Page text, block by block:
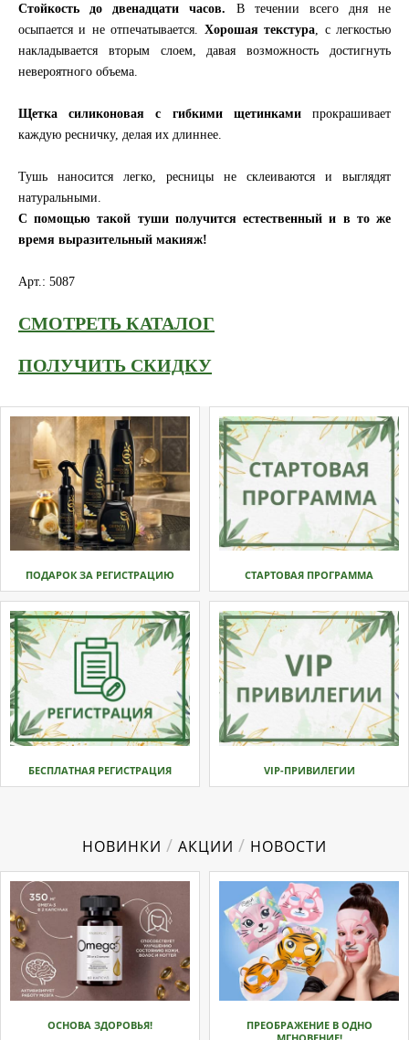
Стойкость до двенадцати часов. В течении всего дня не
осыпается и не отпечатывается. Хорошая текстура , с легкостью
накладывается вторым слоем, давая возможность достигнуть
невероятного объема.
Щетка силиконовая с гибкими щетинкамипрокрашивает
каждую ресничку, делая их длиннее.
Тушь наносится легко, ресницы не склеиваются и выглядят
натуральными.
С помощью такой туши получится естественный и в то же
время выразительный макияж!
Арт.: 5087
СМОТРЕТЬ КАТАЛОГ
ПОЛУЧИТЬ СКИДКУ
ПОДАРОК ЗА РЕГИСТРАЦИЮ СТАРТОВАЯ ПРОГРАММА
БЕСПЛАТНАЯ РЕГИСТРАЦИЯ VIP-ПРИВИЛЕГИИ
НОВИНКИ / АКЦИИ / НОВОСТИ
ОСНОВА ЗДОРОВЬЯ!
ПРЕОБРАЖЕНИЕ В ОДНО